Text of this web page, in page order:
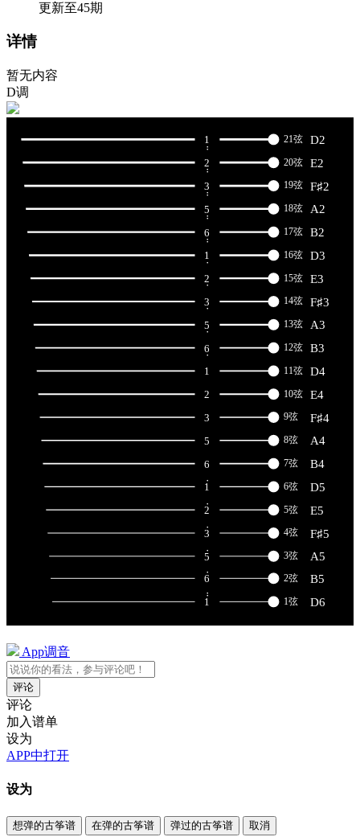
更新至45期
详情
暂无内容
D调
App调音
评论
评论
加入谱单
设为
APP中打开
设为
想弹的古筝谱 在弹的古筝谱 弹过的古筝谱 取消